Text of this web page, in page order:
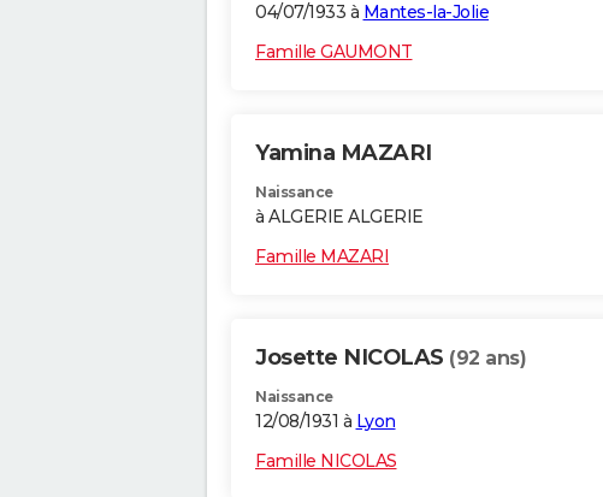
04/07/1933 à Mantes-la-Jolie
Famille GAUMONT
Yamina MAZARI
Naissance
à ALGERIE ALGERIE
Famille MAZARI
Josette NICOLAS (92 ans)
Naissance
12/08/1931 à Lyon
Famille NICOLAS